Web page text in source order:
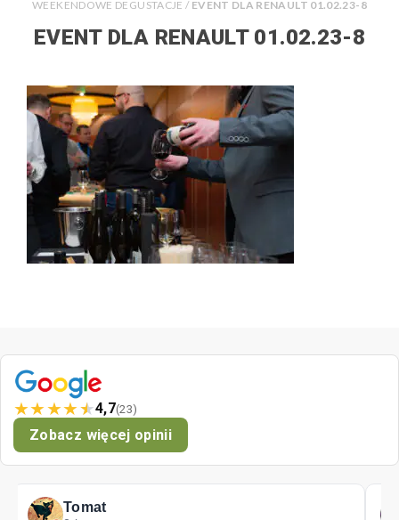
WEEKENDOWE DEGUSTACJE / EVENT DLA RENAULT 01.02.23-8
EVENT DLA RENAULT 01.02.23-8
★★★★★4,7(23)
Zobacz więcej opinii
Tomat